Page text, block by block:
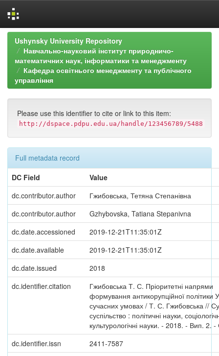
Skip
navigation
Ushynsky University Repository
Навчально-науковий інститут природничо-
математичних наук, інформатики та менеджменту
Кафедра освітнього менеджменту та публічного
управління
Please use this identifier to cite or link to this item:
http://dspace.pdpu.edu.ua/handle/123456789/5488
Full metadata record
DC Field
Value
dc.contributor.author
Гжибовська, Тетяна Степанівна
dc.contributor.author
Gzhybovska, Tatiana Stepanivna
dc.date.accessioned
2019-12-21T11:35:01Z
dc.date.available
2019-12-21T11:35:01Z
dc.date.issued
2018
dc.identifier.citation
Гжибовська Т. С. Пріоритетні напрями
формування антикорупційної політики
сучасних умовах / Т. С. Гжибовська //
суспільство : політичні науки,
культурологічні науки. - 2018. - Вип. 2.
dc.identifier.issn
2411-7587